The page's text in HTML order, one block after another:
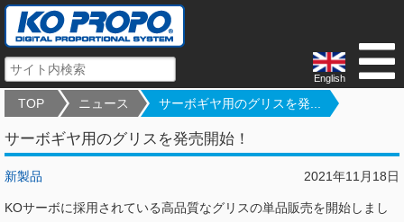
English
TOP ニュース サーボギヤ用のグリスを発...
サーボギヤ用のグリスを発売開始！
2021年11月18日
新製品
KOサーボに採用されている高品質なグリスの単品販売を開始しまし